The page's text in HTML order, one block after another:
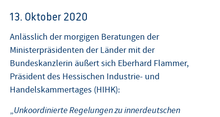
13. Oktober 2020
Anlässlich der morgigen Beratungen der
Ministerpräsidenten der Länder mit der
Bundeskanzlerin äußert sich Eberhard Flammer,
Präsident des Hessischen Industrie- und
Handelskammertages (HIHK):
„Unkoordinierte Regelungen zu innerdeutschen